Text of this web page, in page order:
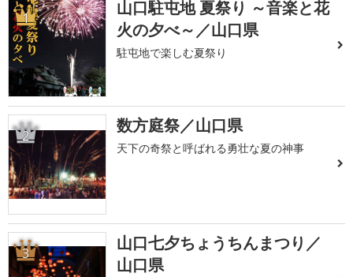
1
山口駐屯地 夏祭り ～音楽と花
火の夕べ～／山口県
駐屯地で楽しむ夏祭り
2 数方庭祭／山口県
天下の奇祭と呼ばれる勇壮な夏の神事
3
山口七夕ちょうちんまつり／
山口県